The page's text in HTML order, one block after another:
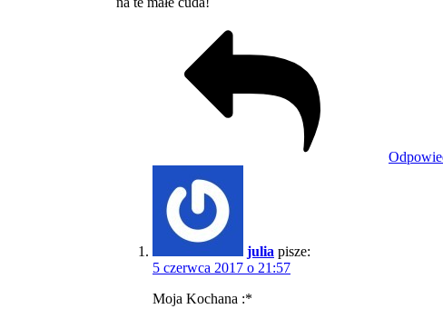
julia pisze:
5 czerwca 2017 o 21:57
Moja Kochana :*